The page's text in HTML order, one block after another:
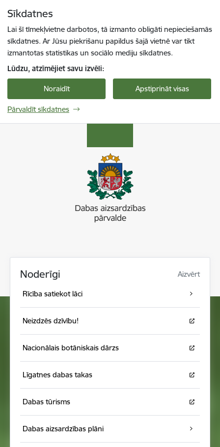
Sīkdatnes
Lai šī tīmekļvietne darbotos, tā izmanto obligāti nepieciešamās
sīkdatnes. Ar Jūsu piekrišanu papildus šajā vietnē var tikt
izmantotas statistikas un sociālo mediju sīkdatnes.
Lūdzu, atzīmējiet savu izvēli:
Noraidīt Apstiprināt visas
Pārvaldīt sīkdatnes
Noderīgi Aizvērt
Rīcība satiekot lāci
Neizdzēs dzīvību!
Nacionālais botāniskais dārzs
Līgatnes dabas takas
Dabas tūrisms
Dabas aizsardzības plāni